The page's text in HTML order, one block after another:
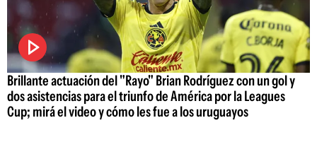
Brillante actuación del "Rayo" Brian Rodríguez con un gol y
dos asistencias para el triunfo de América por la Leagues
Cup; mirá el video y cómo les fue a los uruguayos